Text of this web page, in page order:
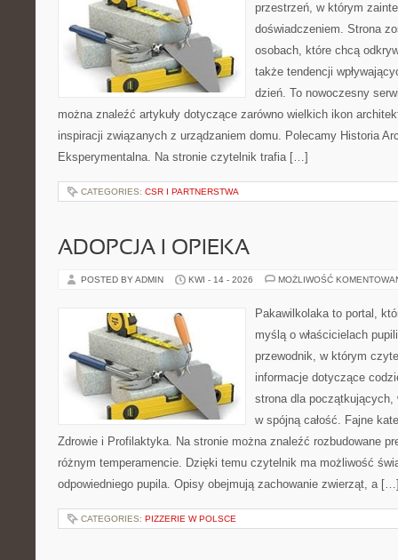
przestrzeń, w którym
doświadczeniem. Strona
osobach, które chcą
także tendencji
dzień. To nowoczesny
można znaleźć artykuły dotyczące zarówno wielkich ikon
inspiracji związanych z urządzaniem domu. Polecamy Historia
Eksperymentalna. Na stronie czytelnik trafia […]
CATEGORIES: CSR I PARTNERSTWA
ADOPCJA I OPIEKA
POSTED BY ADMIN KWI - 14 - 2026 MOŻLIWOŚĆ
Pakawilkolaka to portal,
myślą o właścicielach
przewodnik, w którym
informacje dotyczące
strona dla początkujących,
w spójną całość. Fajne
Zdrowie i Profilaktyka. Na stronie można znaleźć rozbudowane
różnym temperamencie. Dzięki temu czytelnik ma możliwość
odpowiedniego pupila. Opisy obejmują zachowanie zwierząt, a
CATEGORIES: PIZZERIE W POLSCE